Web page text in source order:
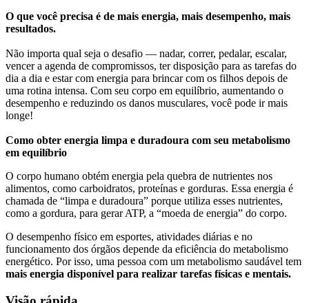
O que você precisa é de mais energia, mais desempenho, mais
resultados.
Não importa qual seja o desafio — nadar, correr, pedalar, escalar,
vencer a agenda de compromissos, ter disposição para as tarefas do
dia a dia e estar com energia para brincar com os filhos depois de
uma rotina intensa. Com seu corpo em equilíbrio, aumentando o
desempenho e reduzindo os danos musculares, você pode ir mais
longe!
Como obter energia limpa e duradoura com seu metabolismo
em equilíbrio
O corpo humano obtém energia pela quebra de nutrientes nos
alimentos, como carboidratos, proteínas e gorduras. Essa energia é
chamada de “limpa e duradoura” porque utiliza esses nutrientes,
como a gordura, para gerar ATP, a “moeda de energia” do corpo.
O desempenho físico em esportes, atividades diárias e no
funcionamento dos órgãos depende da eficiência do metabolismo
energético. Por isso, uma pessoa com um metabolismo saudável tem
mais energia disponível para realizar tarefas físicas e mentais.